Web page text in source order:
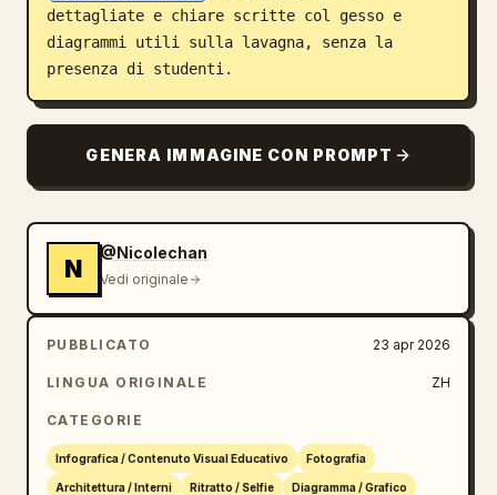
Aggiornamenti
dettagliate e chiare scritte col gesso e
diagrammi utili sulla lavagna, senza la
presenza di studenti.
GENERA IMMAGINE CON PROMPT
N
@Nicolechan
Vedi originale
PUBBLICATO 23 apr 2026
LINGUA ORIGINALE ZH
CATEGORIE
Infografica / Contenuto Visual Educativo Fotografia
Architettura / Interni Ritratto / Selfie Diagramma / Grafico